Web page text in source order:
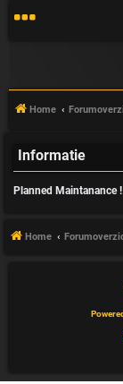
V
A
Home
Informatie
Planned Maintanance !
Home